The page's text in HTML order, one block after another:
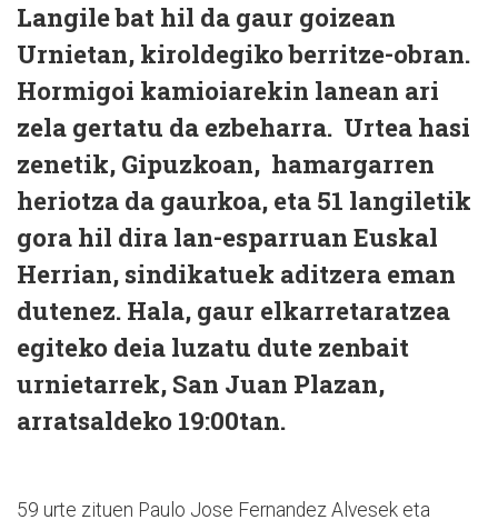
Langile bat hil da gaur goizean
Urnietan, kiroldegiko berritze-obran.
Hormigoi kamioiarekin lanean ari
zela gertatu da ezbeharra. Urtea hasi
zenetik, Gipuzkoan, hamargarren
heriotza da gaurkoa, eta 51 langiletik
gora hil dira lan-esparruan Euskal
Herrian, sindikatuek aditzera eman
dutenez. Hala, gaur elkarretaratzea
egiteko deia luzatu dute zenbait
urnietarrek, San Juan Plazan,
arratsaldeko 19:00tan.
59 urte zituen Paulo Jose Fernandez Alvesek eta